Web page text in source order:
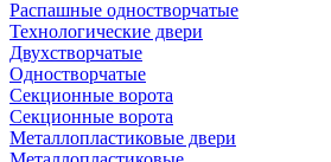
Распашные одностворчатые
Технологические двери
Двухстворчатые
Одностворчатые
Секционные ворота
Секционные ворота
Металлопластиковые двери